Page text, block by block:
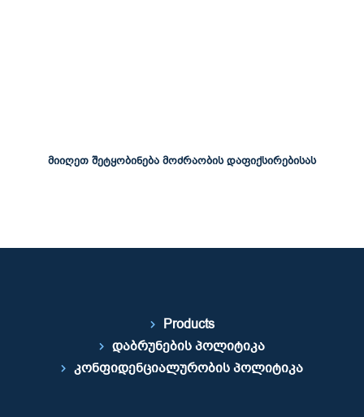
მიიღეთ შეტყობინება მოძრაობის დაფიქსირებისას
Products
დაბრუნების პოლიტიკა
კონფიდენციალურობის პოლიტიკა